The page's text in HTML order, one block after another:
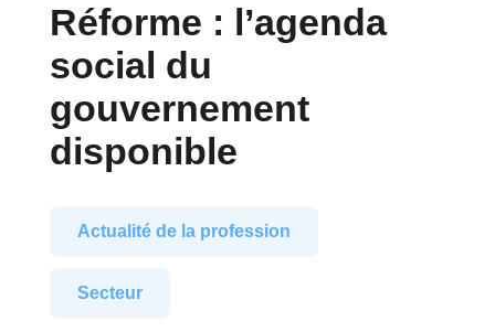
Réforme : l’agenda
social du
gouvernement
disponible
Actualité de la profession
Secteur